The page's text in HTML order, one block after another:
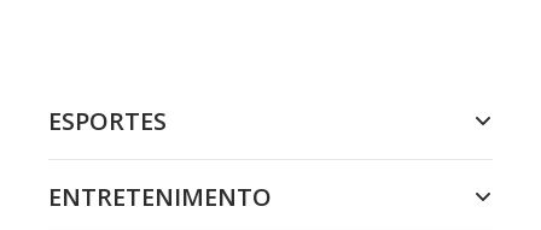
ESPORTES
ENTRETENIMENTO